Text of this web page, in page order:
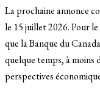
La prochaine annonce
le 15 juillet 2026. Pour
que la Banque du
quelque temps, à moins
perspectives